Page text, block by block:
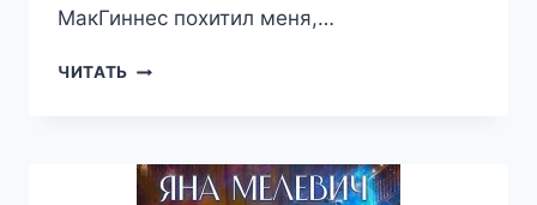
МакГиннес похитил меня,…
ЧИТАТЬ НЕПОКОРНАЯ
МЕЛЕВИЧ